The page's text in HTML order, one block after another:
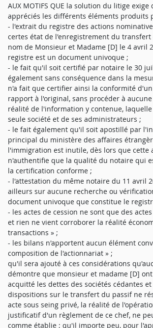
AUX MOTIFS QUE la solution du litige exige
appréciés les différents éléments produits
- l'extrait du registre des actions
certes état de l'enregistrement du transfert
nom de Monsieur et Madame [D] le 4 avril
registre est un document univoque ;
- le fait qu'il soit certifié par notaire le 30
également sans conséquence dans la
n'a fait que certifier ainsi la conformité
rapport à l'original, sans procéder à
réalité de l'information y contenue,
seule société et de ses administrateurs ;
- le fait également qu'il soit apostillé par
principal du ministère des affaires
l'immigration est inutile, dès lors que cette
n'authentifie que la qualité du notaire qui
la certification conforme ;
- l'attestation du même notaire du 11 avril
ailleurs sur aucune recherche ou
document univoque que constitue le
- les actes de cession ne sont que des
et rien ne vient corroborer la réalité
transactions » ;
- les bilans n'apportent aucun élément
composition de l'actionnariat » ;
qu'il sera ajouté à ces considérations
démontre que monsieur et madame [D]
acquitté les dettes des sociétés cédantes
dispositions sur le transfert du passif ne
acte sous seing privé, la réalité de
justificatif d'un règlement de ce chef, ne
comme établie ; qu'il importe peu, pour